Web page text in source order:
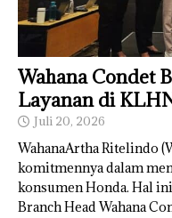
Wahana Condet
Layanan di
Juli 20, 2026
WahanaArtha Ritelindo
komitmennya dalam
konsumen Honda. Hal
Branch Head Wahana